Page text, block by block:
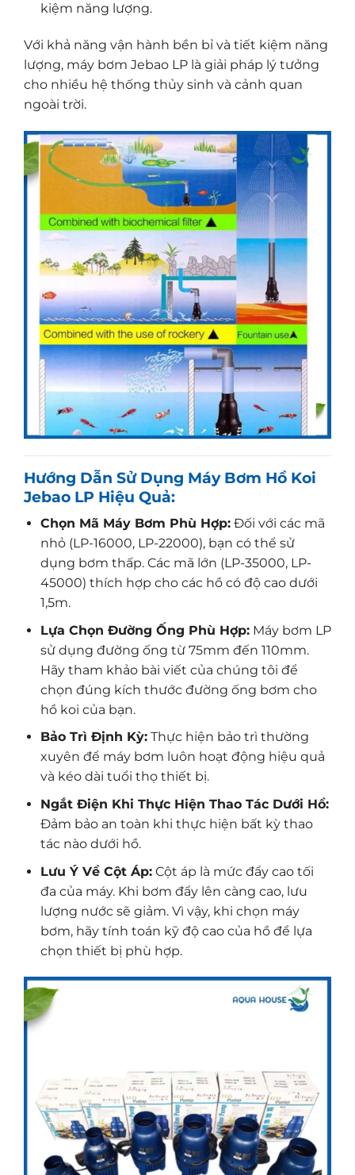
kiệm năng lượng.
Với khả năng vận hành bền bỉ và tiết kiệm năng
lượng, máy bơm Jebao LP là giải pháp lý tưởng
cho nhiều hệ thống thủy sinh và cảnh quan
ngoài trời.
Hướng Dẫn Sử Dụng Máy Bơm Hồ Koi
Jebao LP Hiệu Quả:
Chọn Mã Máy Bơm Phù Hợp:Đối với các mã
nhỏ (LP-16000, LP-22000), bạn có thể sử
dụng bơm thấp. Các mã lớn (LP-35000, LP-
45000) thích hợp cho các hồ có độ cao dưới
1,5m.
Lựa Chọn Đường Ống Phù Hợp:Máy bơm LP
sử dụng đường ống từ 75mm đến 110mm.
Hãy tham khảo bài viết của chúng tôi để
chọn đúng kích thước đường ống bơm cho
hồ koi của bạn.
Bảo Trì Định Kỳ:Thực hiện bảo trì thường
xuyên để máy bơm luôn hoạt động hiệu quả
và kéo dài tuổi thọ thiết bị.
Ngắt Điện Khi Thực Hiện Thao Tác Dưới Hồ:
Đảm bảo an toàn khi thực hiện bất kỳ thao
tác nào dưới hồ.
Lưu Ý Về Cột Áp:Cột áp là mức đẩy cao tối
đa của máy. Khi bơm đẩy lên càng cao, lưu
lượng nước sẽ giảm. Vì vậy, khi chọn máy
bơm, hãy tính toán kỹ độ cao của hồ để lựa
chọn thiết bị phù hợp.